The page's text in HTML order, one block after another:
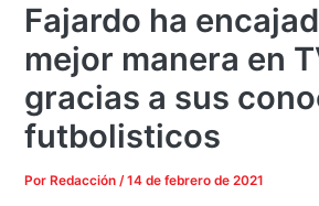
Fajardo ha
mejor manera en
gracias a sus
futbolisticos
Por Redacción/14 de febrero de 2021